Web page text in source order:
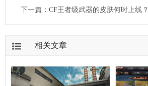
下一篇： CF王者级武器的皮肤何时上线？
相关文章